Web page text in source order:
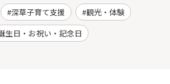
深草子育て支援
観光・体験
生日・お祝い・記念日